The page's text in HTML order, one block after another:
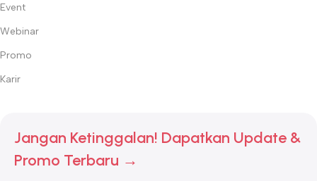
Event
Webinar
Promo
Karir
Jangan Ketinggalan! Dapatkan Update &
Promo Terbaru →